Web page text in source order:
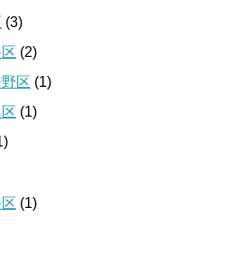
(3)
(2)
区 (1)
(1)
(1)